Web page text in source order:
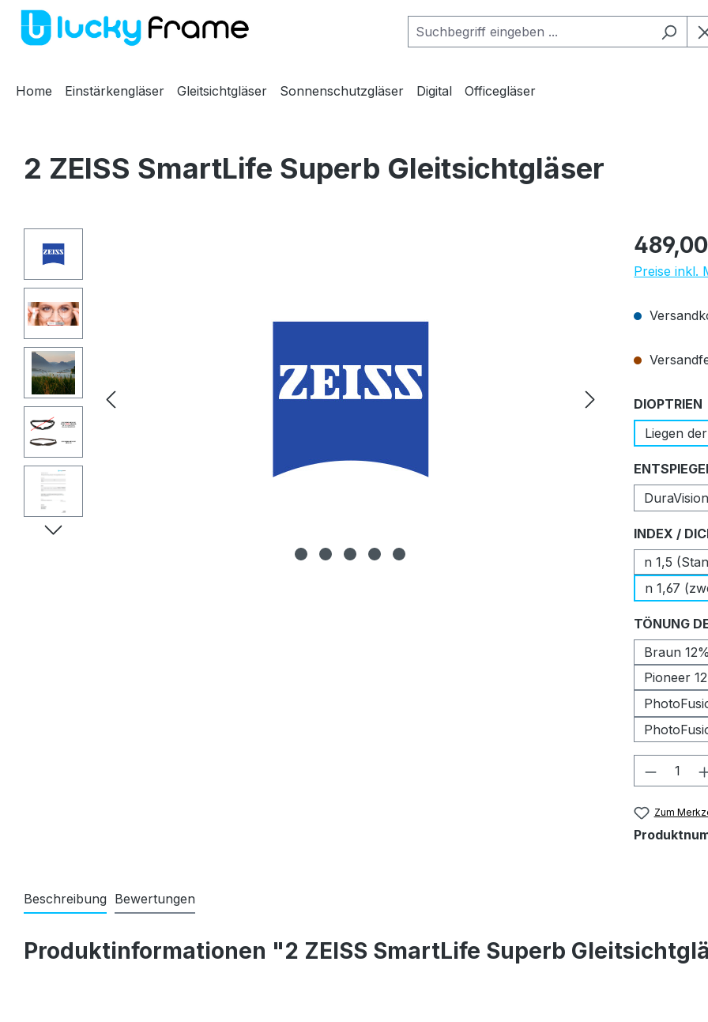
Hauptinhalt springen
Zur Suche springen
Zur Hauptnavigation springen
Home Einstärkengläser Gleitsichtgläser Sonnenschutzgläser Digital Officegläser
2 ZEISS SmartLife Superb Gleitsichtgläser
Regulärer
Preise inkl.
DIOPTRIEN
Liegen
INDEX /
n 1,5
n 1,67
TÖNUNG
Braun 12%
Pioneer
Zum
Beschreibung Bewertungen
Produktinformationen "2 ZEISS SmartLife Superb